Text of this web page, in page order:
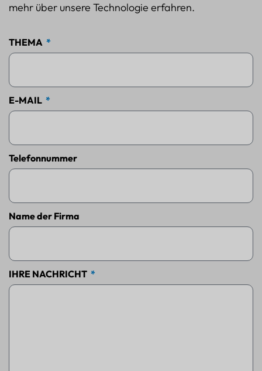
mehr über unsere Technologie erfahren.
THEMA
E-MAIL
Telefonnummer
Name der Firma
IHRE NACHRICHT